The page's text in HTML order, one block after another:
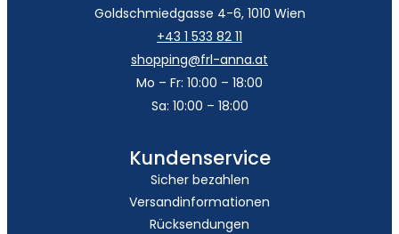
Goldschmiedgasse 4-6, 1010 Wien
+43 1 533 82 11
shopping@frl-anna.at
Mo – Fr: 10:00 – 18:00
Sa: 10:00 – 18:00
Kundenservice
Sicher bezahlen
Versandinformationen
Rücksendungen